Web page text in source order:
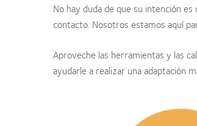
No hay duda de que su intención
contacto. Nosotros estamos aquí
Aproveche las herramientas y las
ayudarle a realizar una adaptación